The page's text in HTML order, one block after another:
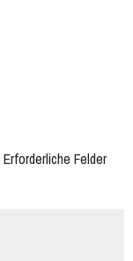
Erforderliche Felder